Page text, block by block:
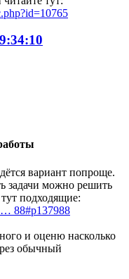
вариант попроще.
задачи можно решить
подходящие:
… 88#p137988
и оценю насколько
обычный